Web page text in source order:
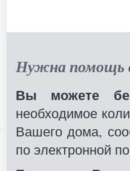
Нужна помощь
Вы можете
необходимое
Вашего дома,
по электронной